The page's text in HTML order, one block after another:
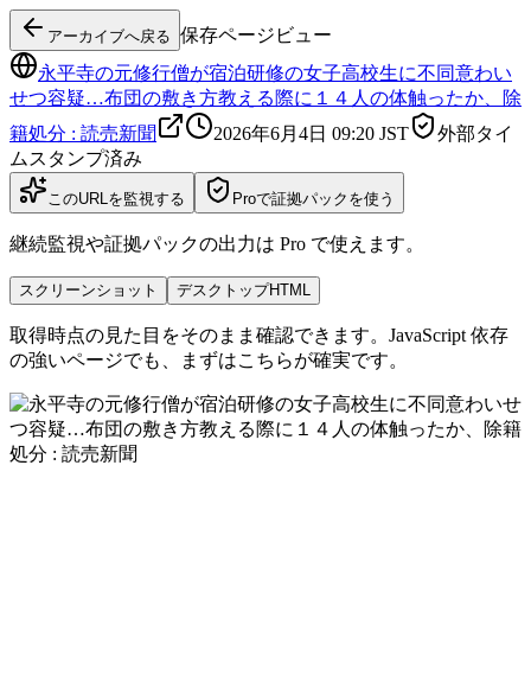
アーカイブへ戻る 保存ページビュー
永平寺の元修行僧が宿泊研修の女子高校生に不同意わい
せつ容疑…布団の敷き方教える際に１４人の体触ったか、除
籍処分 : 読売新聞
2026年6月4日 09:20 JST
外部タイ
ムスタンプ済み
このURLを監視する Proで証拠パックを使う
継続監視や証拠パックの出力は Pro で使えます。
スクリーンショット デスクトップHTML
取得時点の見た目をそのまま確認できます。JavaScript 依存
の強いページでも、まずはこちらが確実です。